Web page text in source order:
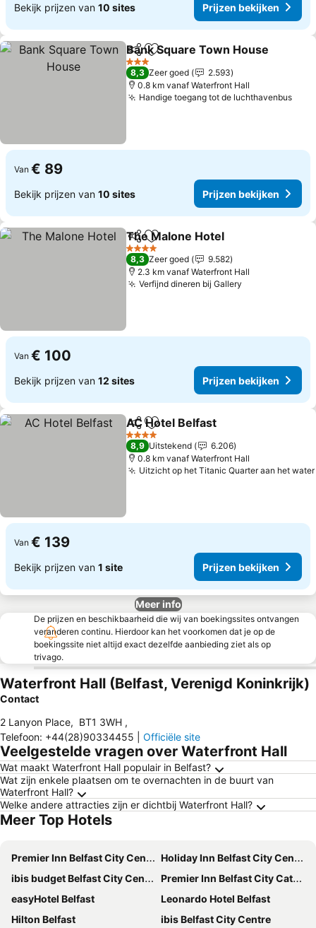
Bekijk prijzen van 10 sites Prijzen bekijken
DelenToevoegen aan favorieten
Bank Square Town House
3 Sterren
8,3 Zeer goed
2.593
0.8 km vanaf Waterfront Hall
Handige toegang tot de luchthavenbus
Van € 89
Bekijk prijzen van 10 sites Prijzen bekijken
DelenToevoegen aan favorieten
The Malone Hotel
4 Sterren
8,3 Zeer goed
9.582
2.3 km vanaf Waterfront Hall
Verfijnd dineren bij Gallery
Van € 100
Bekijk prijzen van 12 sites Prijzen bekijken
DelenToevoegen aan favorieten
AC Hotel Belfast
4 Sterren
8,9 Uitstekend
6.206
0.8 km vanaf Waterfront Hall
Uitzicht op het Titanic Quarter aan het water
Van € 139
Bekijk prijzen van 1 site Prijzen bekijken
Meer info
De prijzen en beschikbaarheid die wij van boekingssites ontvangen
veranderen continu. Hierdoor kan het voorkomen dat je op de
boekingssite niet altijd exact dezelfde aanbieding ziet als op
trivago.
Waterfront Hall (Belfast, Verenigd Koninkrijk)
Contact
2 Lanyon Place, BT1 3WH ,
Telefoon: +44(28)90334455 Officiële site
Veelgestelde vragen over Waterfront Hall
Wat maakt Waterfront Hall populair in Belfast?
Wat zijn enkele plaatsen om te overnachten in de buurt van
Waterfront Hall?
Welke andere attracties zijn er dichtbij Waterfront Hall?
Meer Top Hotels
Premier Inn Belfast City Centre (Alfred Street) hotel
Holiday Inn Belfast City Centre By Ihg
ibis budget Belfast City Centre
Premier Inn Belfast City Cathedral Quarter
easyHotel Belfast
Leonardo Hotel Belfast
Hilton Belfast
ibis Belfast City Centre